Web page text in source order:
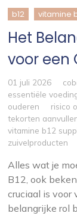
b12 vitamine
Het
voor een
01 juli 2026
essentiële
ouderen
risico
tekorten
vitamine b12
zuivelproducten
Alles wat je
B12, ook
cruciaal is voor
belangrijke rol